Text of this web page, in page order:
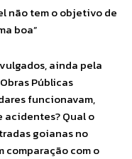
não tem o objetivo de
boa”
ainda pela
Públicas
funcionavam,
acidentes? Qual o
goianas no
comparação com o